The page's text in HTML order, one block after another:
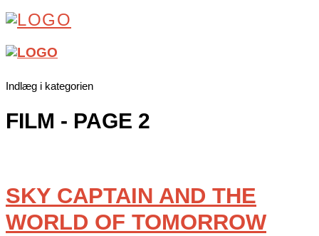
Indlæg i kategorien
FILM - PAGE 2
SKY CAPTAIN AND THE
WORLD OF TOMORROW